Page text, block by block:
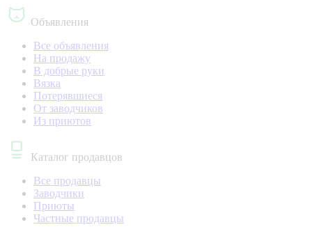
Объявления
Все объявления
На продажу
В добрые руки
Вязка
Потерявшиеся
От заводчиков
Из приютов
Каталог продавцов
Все продавцы
Заводчики
Приюты
Частные продавцы